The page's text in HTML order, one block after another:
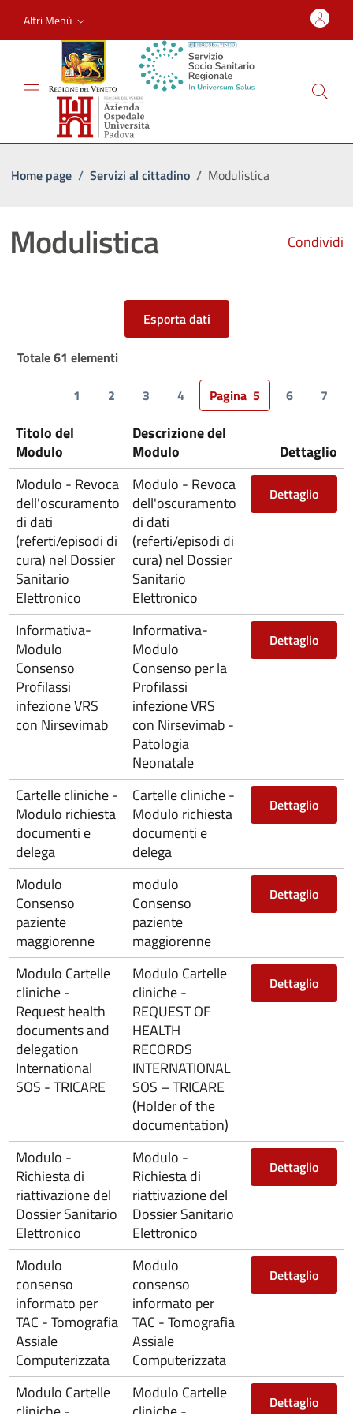
Altri Menù
Home page / Servizi al cittadino / Modulistica
Condividi
Modulistica
Esporta dati
Totale 61 elementi
1
2 3 4 Pagina 5 6 7
Titolo del
Modulo
Descrizione del
Modulo
Dettaglio
Modulo - Revoca
dell'oscuramento
di dati
(referti/episodi di
cura) nel Dossier
Sanitario
Elettronico
Modulo - Revoca
dell'oscuramento
di dati
(referti/episodi di
cura) nel Dossier
Sanitario
Elettronico
Dettaglio
Informativa-
Modulo
Consenso
Profilassi
infezione VRS
con Nirsevimab
Informativa-
Modulo
Consenso per la
Profilassi
infezione VRS
con Nirsevimab -
Patologia
Neonatale
Dettaglio
Cartelle cliniche -
Modulo richiesta
documenti e
delega
Cartelle cliniche -
Modulo richiesta
documenti e
delega
Dettaglio
Modulo
Consenso
paziente
maggiorenne
modulo
Consenso
paziente
maggiorenne
Dettaglio
Modulo Cartelle
cliniche -
Request health
documents and
delegation
International
SOS - TRICARE
Modulo Cartelle
cliniche -
REQUEST OF
HEALTH
RECORDS
INTERNATIONAL
SOS – TRICARE
(Holder of the
documentation)
Dettaglio
Modulo -
Richiesta di
riattivazione del
Dossier Sanitario
Elettronico
Modulo -
Richiesta di
riattivazione del
Dossier Sanitario
Elettronico
Dettaglio
Modulo
consenso
informato per
TAC - Tomografia
Assiale
Computerizzata
Modulo
consenso
informato per
TAC - Tomografia
Assiale
Computerizzata
Dettaglio
Modulo Cartelle
Modulo Cartelle
Dettaglio